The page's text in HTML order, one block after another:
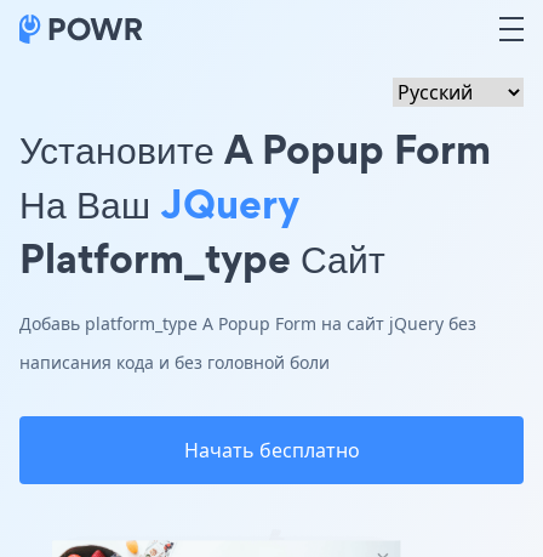
Установите A Popup Form
На Ваш JQuery
Platform_type Сайт
Добавь platform_type A Popup Form на сайт jQuery без
написания кода и без головной боли
Начать бесплатно